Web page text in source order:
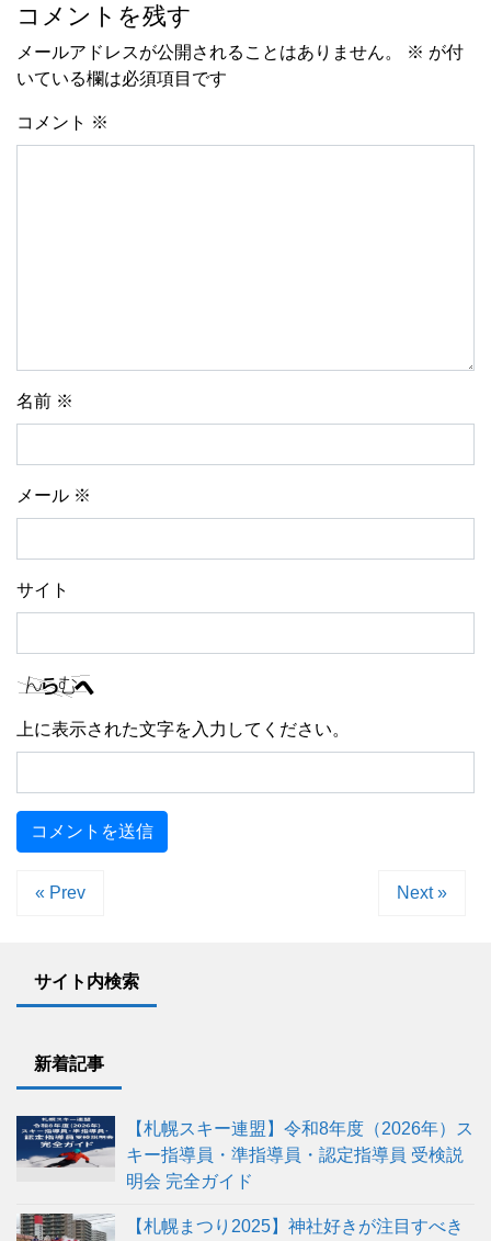
コメントを残す
メールアドレスが公開されることはありません。 ※ が付
いている欄は必須項目です
コメント ※
名前 ※
メール ※
サイト
上に表示された文字を入力してください。
« Prev Next »
サイト内検索
新着記事
【札幌スキー連盟】令和8年度（2026年）ス
キー指導員・準指導員・認定指導員 受検説
明会 完全ガイド
【札幌まつり2025】神社好きが注目すべき